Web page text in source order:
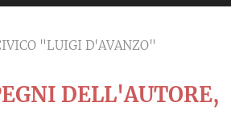
"LUIGI D'AVANZO"
DELL'AUTORE,